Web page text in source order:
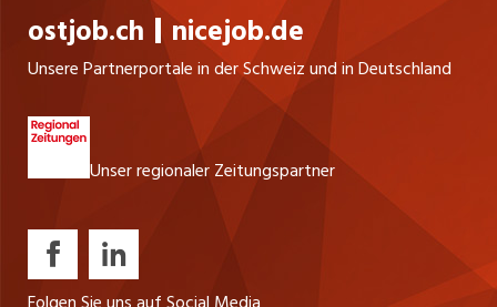
Termingerechte Beschaffung der Elektrohardware
Betreuung der Automatiker in der Umsetzung
INSERAT ANSEHEN
ostjob.ch nicejob.de
Unsere Partnerportale in der Schweiz und in Deutschland
Unser regionaler Zeitungspartner